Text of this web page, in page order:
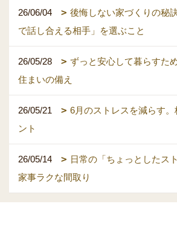
26/06/04
後悔しない家づくりの秘
で話し合える相手」を選ぶこと
26/05/28
ずっと安心して暮らすた
住まいの備え
26/05/21
6月のストレスを減らす
ント
26/05/14
日常の「ちょっとしたス
家事ラクな間取り